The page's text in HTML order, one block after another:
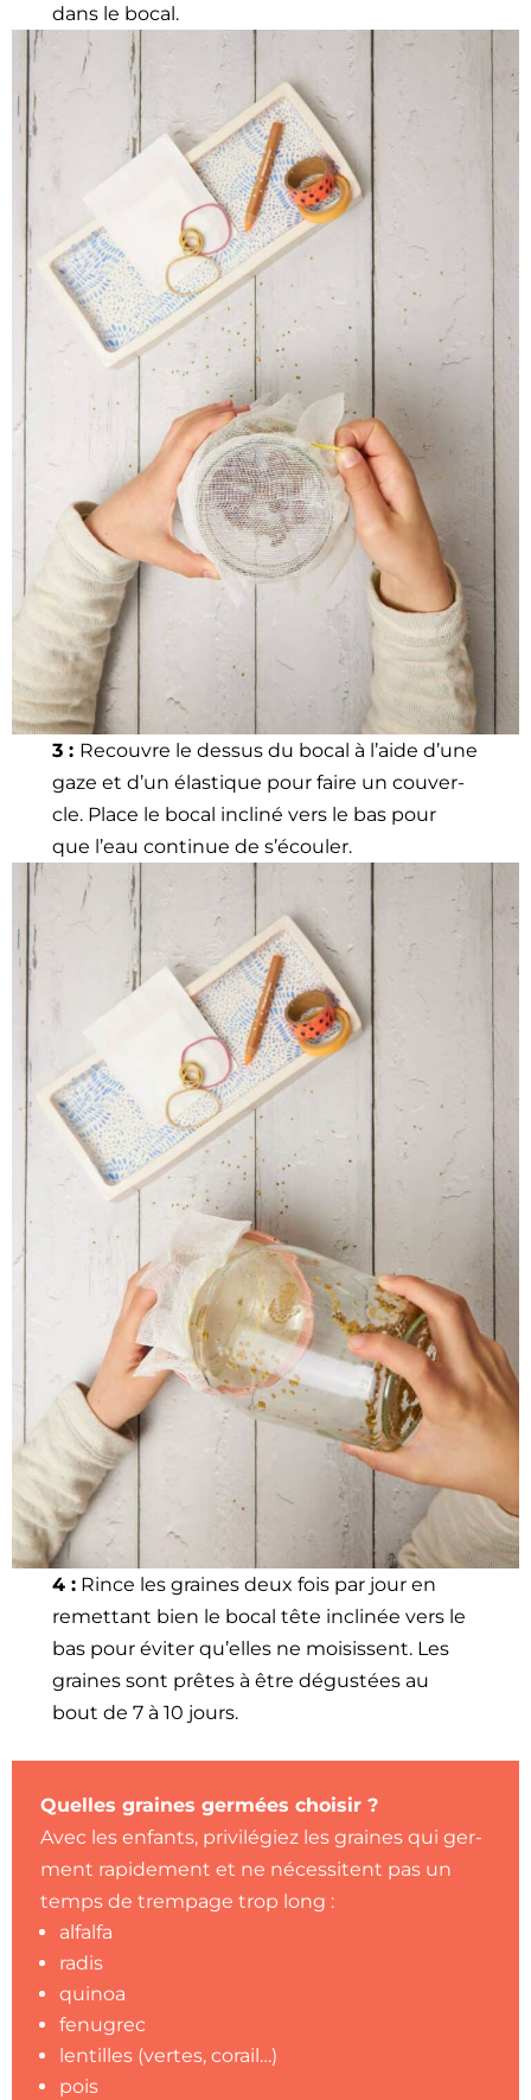
dans le bocal.
3 : Recou­vre le dessus du bocal à l’aide d’une
gaze et d’un élas­tique pour faire un cou­ver­
cle. Place le bocal incliné vers le bas pour
que l’eau con­tin­ue de s’écouler.
4 : Rince les graines deux fois par jour en
remet­tant bien le bocal tête inclinée vers le
bas pour éviter qu’elles ne moi­sis­sent. Les
graines sont prêtes à être dégustées au
bout de 7 à 10 jours.
Quelles graines ger­mées choisir ?
Avec les enfants, priv­ilégiez les graines qui ger­
ment rapi­de­ment et ne néces­si­tent pas un
temps de trem­page trop long :
alfal­fa
radis
quinoa
fenu­grec
lentilles (vertes, corail…)
pois